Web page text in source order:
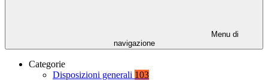
Menu di
navigazione
Categorie
Disposizioni generali 103